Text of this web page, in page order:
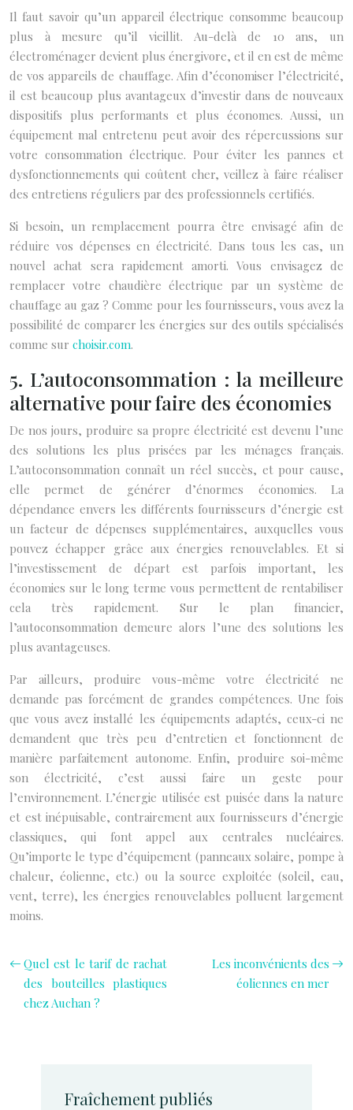
Il faut savoir qu’un appareil électrique consomme beaucoup
plus à mesure qu’il vieillit. Au-delà de 10 ans, un
électroménager devient plus énergivore, et il en est de même
de vos appareils de chauffage. Afin d’économiser l’électricité,
il est beaucoup plus avantageux d’investir dans de nouveaux
dispositifs plus performants et plus économes.Aussi, un
équipement mal entretenu peut avoir des répercussions sur
votre consommation électrique. Pour éviter les pannes et
dysfonctionnements qui coûtent cher, veillez à faire réaliser
des entretiens réguliers par des professionnels certifiés.
Si besoin, un remplacement pourra être envisagé afin de
réduire vos dépenses en électricité. Dans tous les cas, un
nouvel achat sera rapidement amorti.Vous envisagez de
remplacer votre chaudière électrique par un système de
chauffage au gaz ? Comme pour les fournisseurs, vous avez la
possibilité de comparer les énergies sur des outils spécialisés
comme sur choisir.com.
5. L’autoconsommation : la meilleure
alternative pour faire des économies
De nos jours, produire sa propre électricité est devenu l’une
des solutions les plus prisées par les ménages français.
L’autoconsommation connaît un réel succès, et pour cause,
elle permet de générer d’énormes économies. La
dépendance envers les différents fournisseurs d’énergie est
un facteur de dépenses supplémentaires, auxquelles vous
pouvez échapper grâce aux énergies renouvelables. Et si
l’investissement de départ est parfois important, les
économies sur le long terme vous permettent de rentabiliser
cela très rapidement. Sur le plan financier,
l’autoconsommation demeure alors l’une des solutions les
plus avantageuses.
Par ailleurs, produire vous-même votre électricité ne
demande pas forcément de grandes compétences. Une fois
que vous avez installé les équipements adaptés, ceux-ci ne
demandent que très peu d’entretien et fonctionnent de
manière parfaitement autonome. Enfin, produire soi-même
son électricité, c’est aussi faire un geste pour
l’environnement. L’énergie utilisée est puisée dans la nature
et est inépuisable, contrairement aux fournisseurs d’énergie
classiques, qui font appel aux centrales nucléaires.
Qu’importe le type d’équipement (panneaux solaire, pompe à
chaleur, éolienne, etc.) ou la source exploitée (soleil, eau,
vent, terre), les énergies renouvelables polluent largement
moins.
Quel est le tarif de rachat
des bouteilles plastiques
chez Auchan ?
Les inconvénients des
éoliennes en mer
Fraîchement publiés